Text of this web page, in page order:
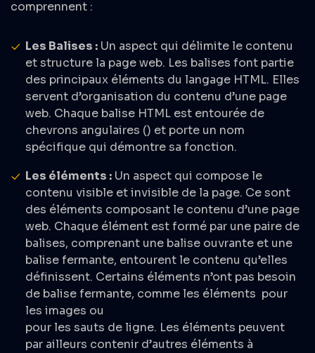
comprennent :
Les Balises : Un aspect qui délimite le contenu
et structure la page web. Les balises font partie
des principaux éléments du langage HTML. Elles
servent d’organisation du contenu d’une page
web. Chaque balise HTML est entourée de
chevrons angulaires () et porte un nom
spécifique qui démontre sa fonction.
Les éléments : Un aspect qui compose le
contenu visible et invisible de la page. Ce sont
des éléments composant le contenu d’une page
web. Chaque élément est formé par une paire de
balises, comprenant une balise ouvrante et une
balise fermante, entourent le contenu qu’elles
définissent. Certains éléments n’ont pas besoin
de balise fermante, comme les éléments pour
les images ou
pour les sauts de ligne. Les éléments peuvent
par ailleurs contenir d’autres éléments à